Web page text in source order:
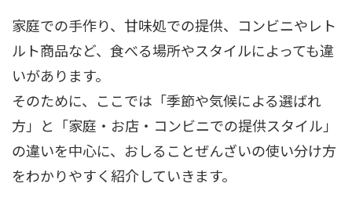
家庭での手作り、甘味処での提供、コンビニやレト
ルト商品など、食べる場所やスタイルによっても違
いがあります。
そのために、ここでは「季節や気候による選ばれ
方」と「家庭・お店・コンビニでの提供スタイル」
の違いを中心に、おしることぜんざいの使い分け方
をわかりやすく紹介していきます。